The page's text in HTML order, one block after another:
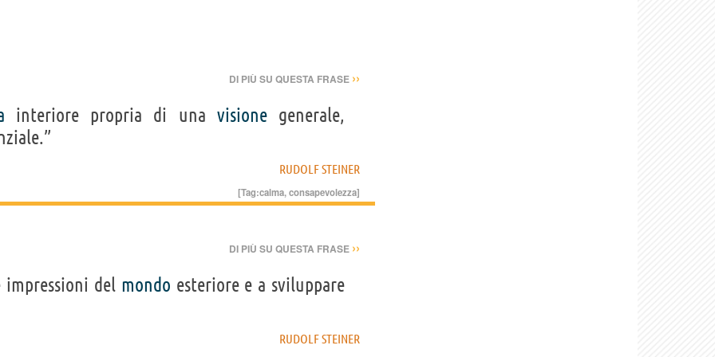
DI PIÙ SU QUESTA FRASE ››
interiore propria di una visionegenerale,
RUDOLF STEINER
[Tag:calma,consapevolezza]
DI PIÙ SU QUESTA FRASE ››
impressioni del mondo esteriore e a sviluppare
RUDOLF STEINER